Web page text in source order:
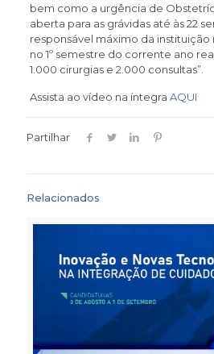
bem como a urgência de
aberta para as grávidas até às 22
responsável máximo da instituição
no 1º semestre do corrente ano
1.000 cirurgias e 2.000 consultas”.
Assista ao vídeo na íntegra AQUI
Partilhar
Relacionados